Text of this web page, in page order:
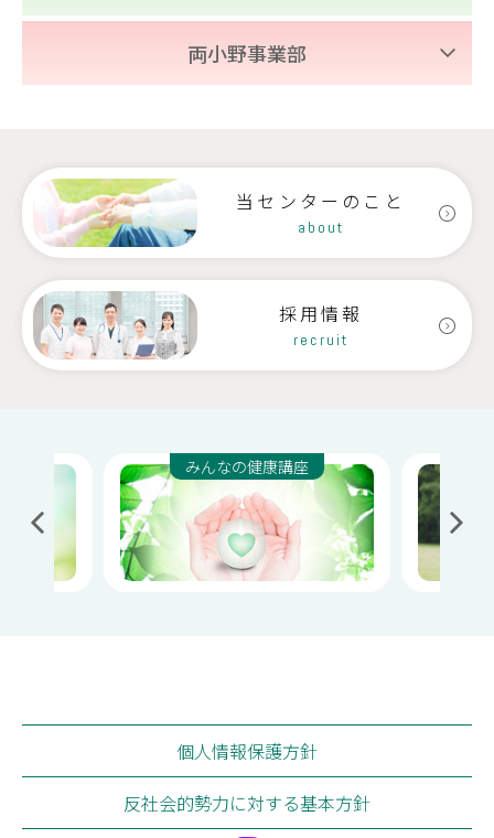
特別養護老人ホーム恋月荘
富士見町地域包括支援センター
地域密着型
小規模多機能型
原村地域包括支援センター
老人保健施設みづうみ
訪問看護ステーションふじみ・
ケアネットセンター茅野
デイサービスけいすい
ケアネットセンター茅野
訪問介護サテライト出張所
訪問看護ステーションすずたけ
デイサービス
なごみの家
両小野事業部
老人保健施設きりとう
地域密着型
特別養護老人ホームきりとう
介護サービスステーション伊北
当センターのこと
about
採用情報
recruit
みんなの健康講座
個人情報保護方針
反社会的勢力に対する基本方針